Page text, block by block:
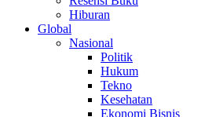
Hiburan
Global
Nasional
Politik
Hukum
Tekno
Kesehatan
Ekonomi Bisnis